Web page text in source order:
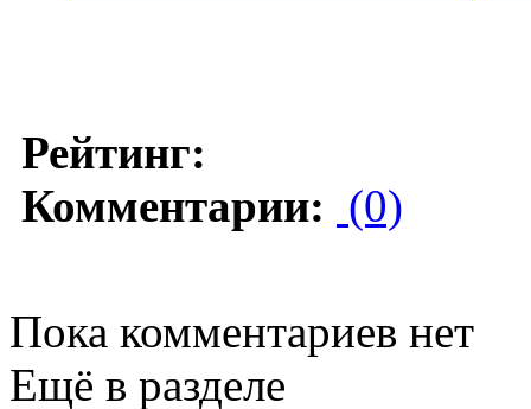
Рейтинг:
Комментарии: (0)
Пока комментариев нет
Ещё в разделе